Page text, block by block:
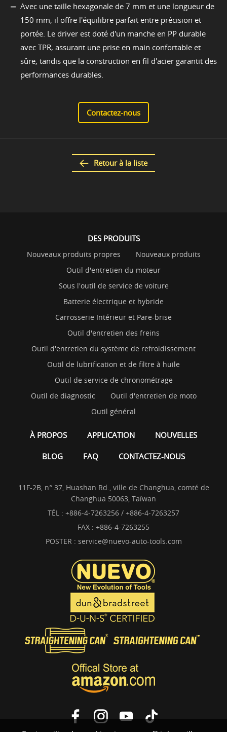
Avec une taille hexagonale de 7 mm et une longueur de
150 mm, il offre l'équilibre parfait entre précision et
portée. Le driver est doté d'un manche en PP durable
avec TPR, assurant une prise en main confortable et
sûre, tandis que la construction en fil d'acier garantit des
performances durables.
Contactez-nous
Retour à la liste
DES PRODUITS
Nouveaux produits propres
Nouveaux produits
Outil d'entretien du moteur
Sous l'outil de service de voiture
Batterie électrique et hybride
Carrosserie Intérieur et Pare-brise
Outil d'entretien des freins
Outil d'entretien du système de refroidissement
Outil de lubrification et de filtre à huile
Outil de service de chronométrage
Outil de diagnostic
Outil d'entretien de moto
Outil général
À PROPOS APPLICATION NOUVELLES
BLOG FAQ CONTACTEZ-NOUS
11F-2B, n° 37, Huashan Rd., ville de Changhua, comté de
Changhua 50063, Taïwan
TÉL : +886-4-7263256 / +886-4-7263257
FAX : +886-4-7263255
POSTER : service@nuevo-auto-tools.com